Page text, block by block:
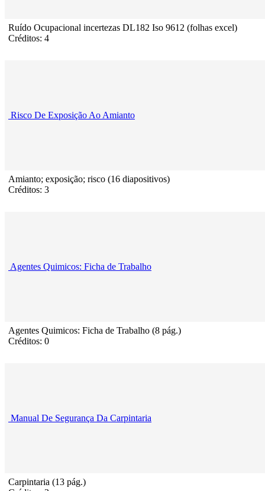
Ruído Ocupacional incertezas DL182 Iso 9612 (folhas excel)
Créditos: 4
Risco De Exposição Ao Amianto
Amianto; exposição; risco (16 diapositivos)
Créditos: 3
Agentes Quimicos: Ficha de Trabalho
Agentes Quimicos: Ficha de Trabalho (8 pág.)
Créditos: 0
Manual De Segurança Da Carpintaria
Carpintaria (13 pág.)